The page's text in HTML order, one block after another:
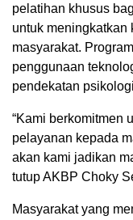
pelatihan khusus
untuk meningkatkan
masyarakat.
penggunaan
pendekatan
“Kami berkomitmen
pelayanan kepada
akan kami jadikan
tutup AKBP Choky
Masyarakat yang